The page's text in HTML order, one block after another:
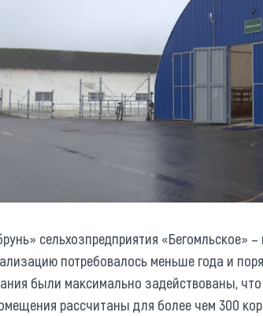
сельхозпредприятия «Бегомльское»
потребовалось меньше года и
были максимально задействованы, что
рассчитаны для более чем 300